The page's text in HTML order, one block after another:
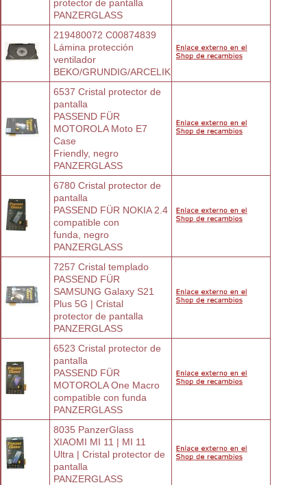
protector de pantalla
PANZERGLASS
219480072 C00874839
Lámina protección
ventilador
BEKO/GRUNDIG/ARCELIK
6537 Cristal protector de
pantalla
PASSEND FÜR
MOTOROLA Moto E7
Case
Friendly, negro
PANZERGLASS
6780 Cristal protector de
pantalla
PASSEND FÜR NOKIA 2.4
compatible con
funda, negro
PANZERGLASS
7257 Cristal templado
PASSEND FÜR
SAMSUNG Galaxy S21
Plus 5G | Cristal
protector de pantalla
PANZERGLASS
6523 Cristal protector de
pantalla
PASSEND FÜR
MOTOROLA One Macro
compatible con funda
PANZERGLASS
8035 PanzerGlass
XIAOMI MI 11 | MI 11
Ultra | Cristal protector de
pantalla
PANZERGLASS